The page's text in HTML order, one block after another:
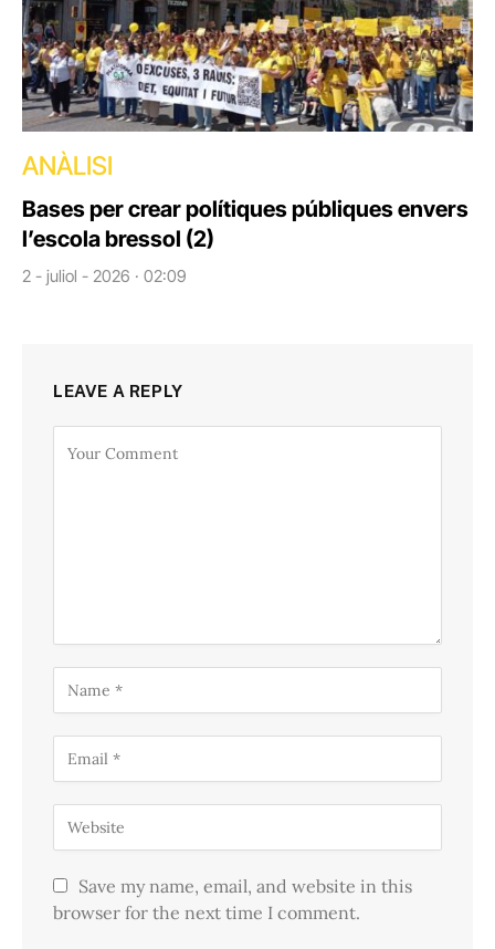
ANÀLISI
Bases per crear polítiques públiques envers
l’escola bressol (2)
2 - juliol - 2026 · 02:09
LEAVE A REPLY
Save my name, email, and website in this
browser for the next time I comment.